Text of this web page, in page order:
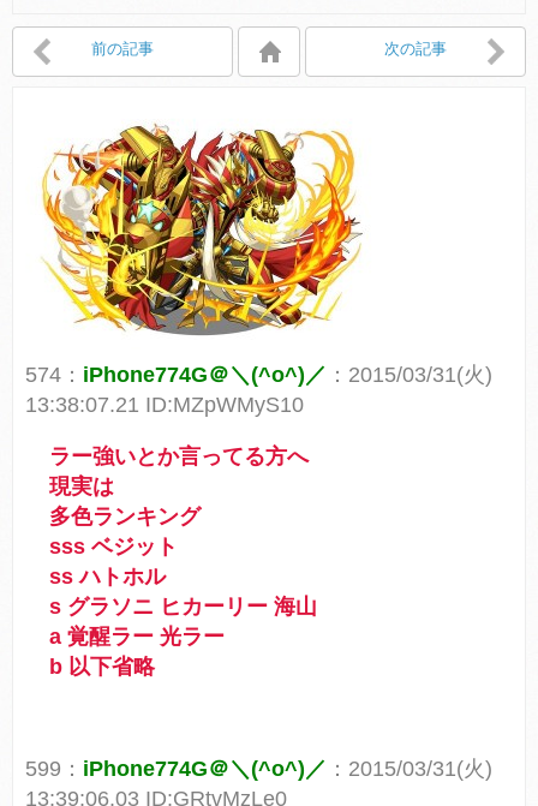
前の記事 次の記事
574： iPhone774G＠＼(^o^)／ ：2015/03/31(火)
13:38:07.21 ID:MZpWMyS10
ラー強いとか言ってる方へ
現実は
多色ランキング
sss ベジット
ss ハトホル
s グラソニ ヒカーリー 海山
a 覚醒ラー 光ラー
b 以下省略
599： iPhone774G＠＼(^o^)／ ：2015/03/31(火)
13:39:06.03 ID:GRtvMzLe0